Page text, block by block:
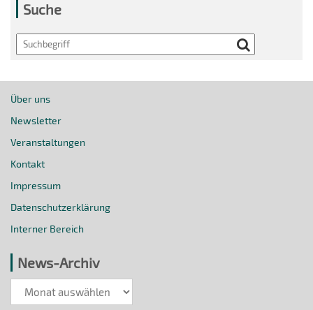
Suche
Search
Über uns
Newsletter
Veranstaltungen
Kontakt
Impressum
Datenschutzerklärung
Interner Bereich
News-Archiv
News-
Archiv